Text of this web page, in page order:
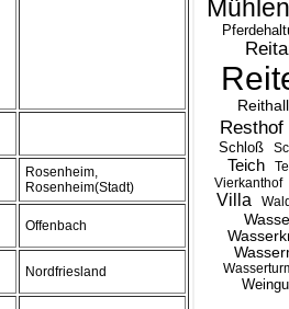
Mühlen
Resthof
Schloß
Teich
Vierkanthof
Villa
Rosenheim,
Rosenheim(Stadt)
Offenbach
Nordfriesland